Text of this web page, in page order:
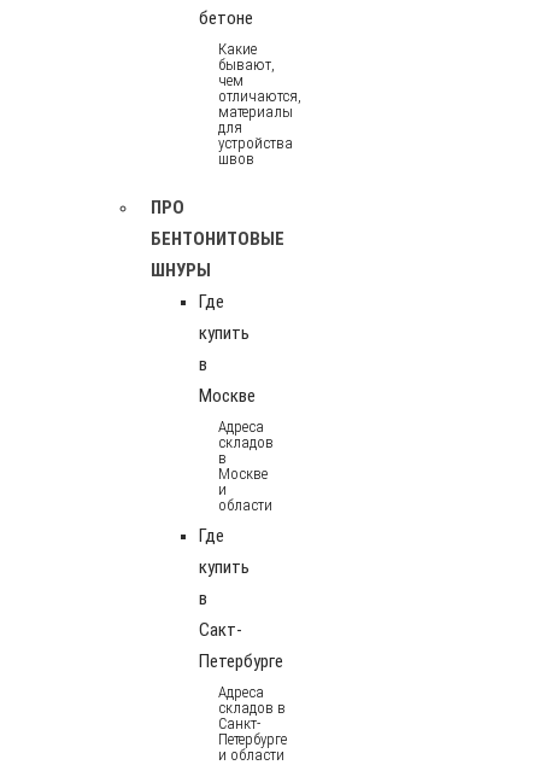
бетоне
Какие
бывают,
чем
отличаются,
материалы
для
устройства
швов
ПРО
БЕНТОНИТОВЫЕ
ШНУРЫ
Где
купить
в
Москве
Адреса
складов
в
Москве
и
области
Где
купить
в
Сакт-
Петербурге
Адреса
складов в
Санкт-
Петербурге
и области